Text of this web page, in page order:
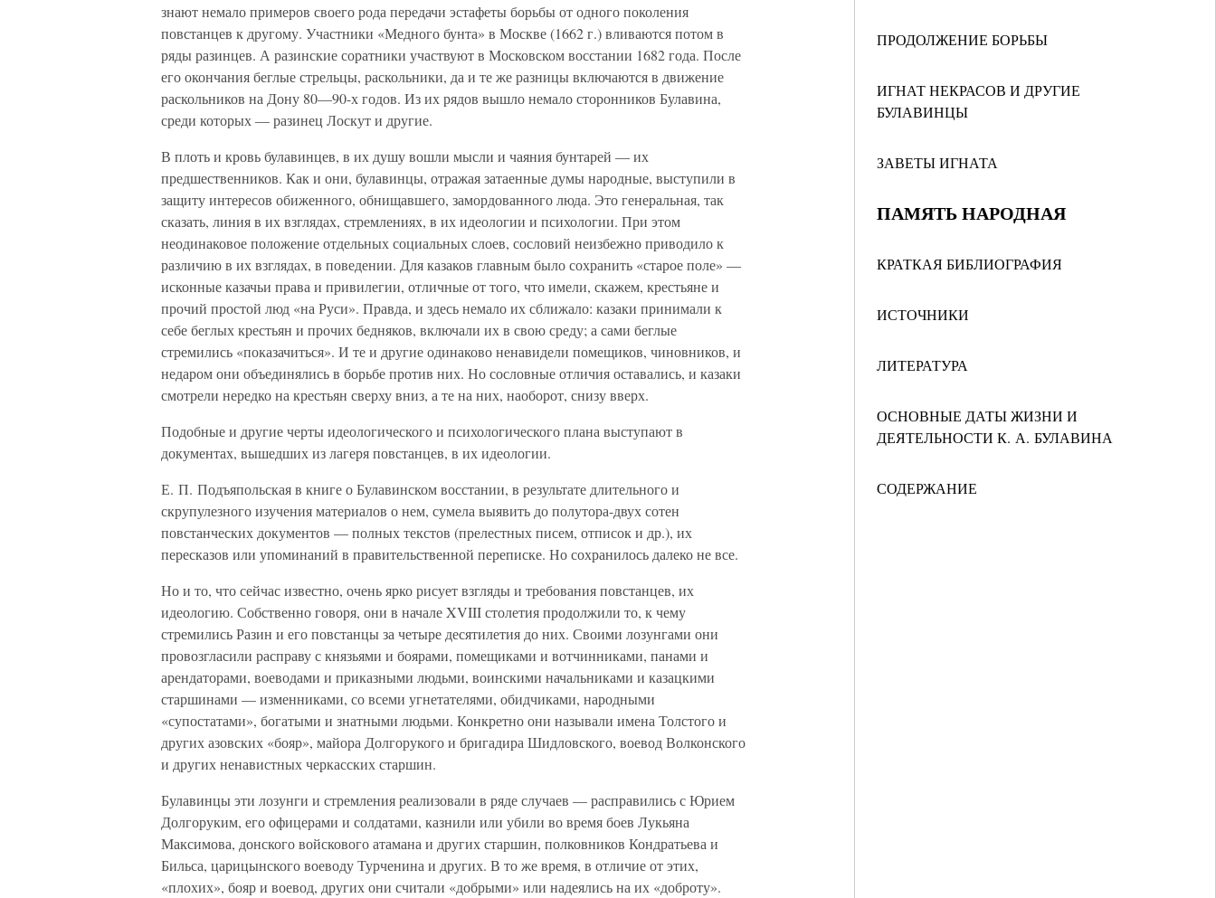
ПРОДОЛЖЕНИЕ БОРЬБЫ
ИГНАТ НЕКРАСОВ И ДРУГИЕ
БУЛАВИНЦЫ
ЗАВЕТЫ ИГНАТА
ПАМЯТЬ НАРОДНАЯ
КРАТКАЯ БИБЛИОГРАФИЯ
ИСТОЧНИКИ
ЛИТЕРАТУРА
ОСНОВНЫЕ ДАТЫ ЖИЗНИ И
ДЕЯТЕЛЬНОСТИ К. А. БУЛАВИНА
СОДЕРЖАНИЕ
знают немало примеров своего рода передачи эстафеты борьбы от одного поколения
повстанцев к другому. Участники «Медного бунта» в Москве (1662 г.) вливаются потом в
ряды разинцев. А разинские соратники участвуют в Московском восстании 1682 года. После
его окончания беглые стрельцы, раскольники, да и те же разницы включаются в движение
раскольников на Дону 80—90-х годов. Из их рядов вышло немало сторонников Булавина,
среди которых — разинец Лоскут и другие.
В плоть и кровь булавинцев, в их душу вошли мысли и чаяния бунтарей — их
предшественников. Как и они, булавинцы, отражая затаенные думы народные, выступили в
защиту интересов обиженного, обнищавшего, замордованного люда. Это генеральная, так
сказать, линия в их взглядах, стремлениях, в их идеологии и психологии. При этом
неодинаковое положение отдельных социальных слоев, сословий неизбежно приводило к
различию в их взглядах, в поведении. Для казаков главным было сохранить «старое поле» —
исконные казачьи права и привилегии, отличные от того, что имели, скажем, крестьяне и
прочий простой люд «на Руси». Правда, и здесь немало их сближало: казаки принимали к
себе беглых крестьян и прочих бедняков, включали их в свою среду; а сами беглые
стремились «показачиться». И те и другие одинаково ненавидели помещиков, чиновников, и
недаром они объединялись в борьбе против них. Но сословные отличия оставались, и казаки
смотрели нередко на крестьян сверху вниз, а те на них, наоборот, снизу вверх.
Подобные и другие черты идеологического и психологического плана выступают в
документах, вышедших из лагеря повстанцев, в их идеологии.
Е. П. Подъяпольская в книге о Булавинском восстании, в результате длительного и
скрупулезного изучения материалов о нем, сумела выявить до полутора-двух сотен
повстанческих документов — полных текстов (прелестных писем, отписок и др.), их
пересказов или упоминаний в правительственной переписке. Но сохранилось далеко не все.
Но и то, что сейчас известно, очень ярко рисует взгляды и требования повстанцев, их
идеологию. Собственно говоря, они в начале XVIII столетия продолжили то, к чему
стремились Разин и его повстанцы за четыре десятилетия до них. Своими лозунгами они
провозгласили расправу с князьями и боярами, помещиками и вотчинниками, панами и
арендаторами, воеводами и приказными людьми, воинскими начальниками и казацкими
старшинами — изменниками, со всеми угнетателями, обидчиками, народными
«супостатами», богатыми и знатными людьми. Конкретно они называли имена Толстого и
других азовских «бояр», майора Долгорукого и бригадира Шидловского, воевод Волконского
и других ненавистных черкасских старшин.
Булавинцы эти лозунги и стремления реализовали в ряде случаев — расправились с Юрием
Долгоруким, его офицерами и солдатами, казнили или убили во время боев Лукьяна
Максимова, донского войскового атамана и других старшин, полковников Кондратьева и
Бильса, царицынского воеводу Турченина и других. В то же время, в отличие от этих,
«плохих», бояр и воевод, других они считали «добрыми» или надеялись на их «доброту».